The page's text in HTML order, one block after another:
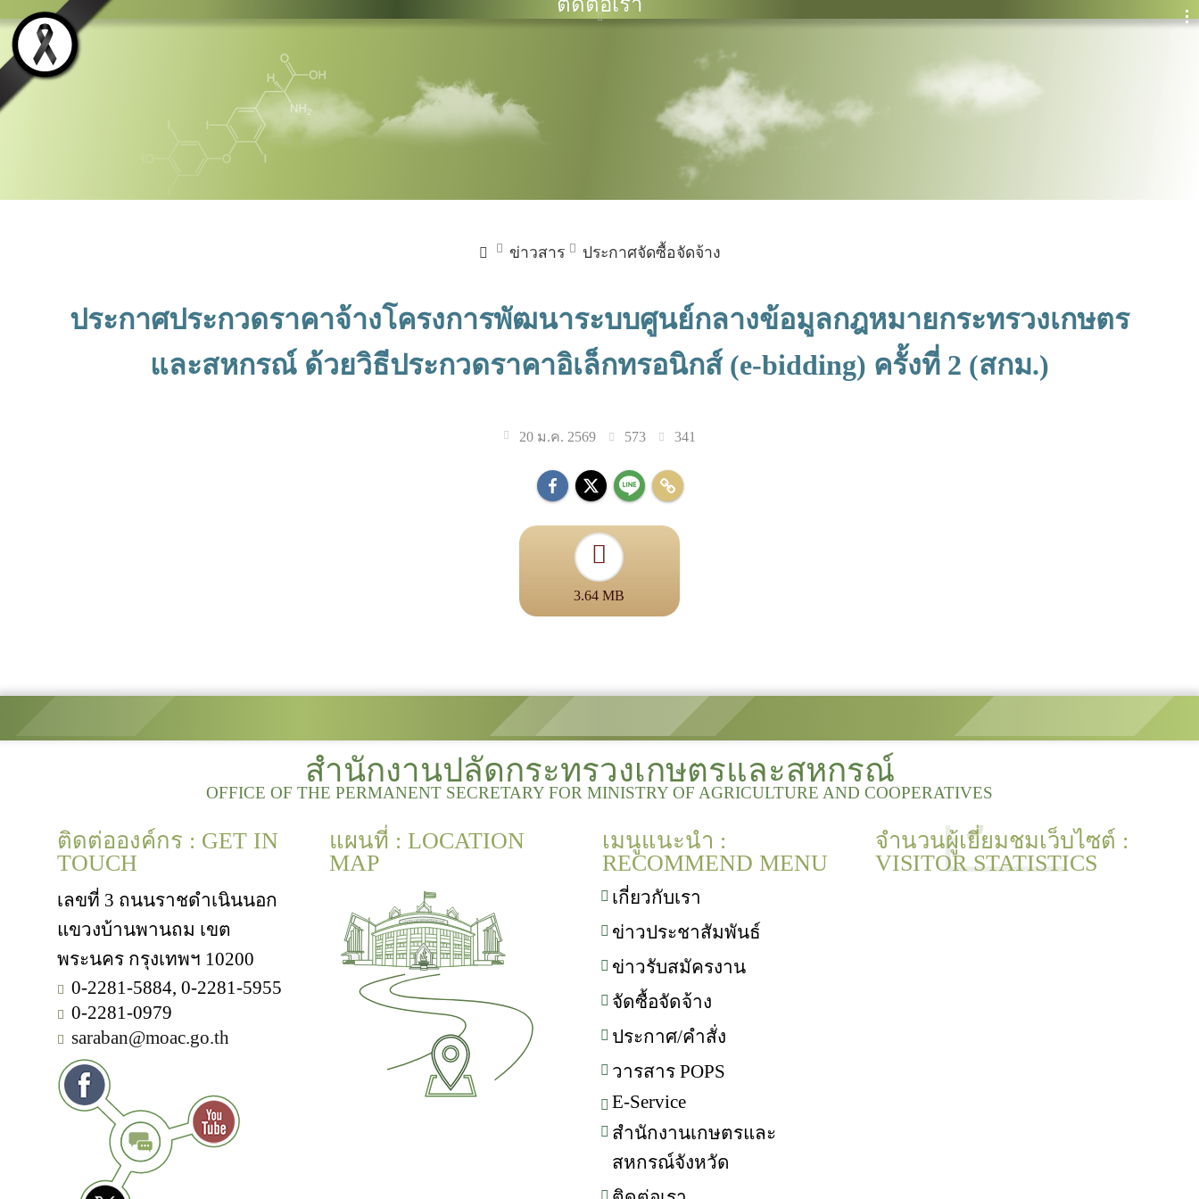
ข่าวสาร ประกาศจัดซื้อจัดจ้าง
ประกาศประกวดราคาจ้างโครงการพัฒนาระบบศูนย์กลางข้อมูลกฎหมายกระทรวงเกษตร
และสหกรณ์ ด้วยวิธีประกวดราคาอิเล็กทรอนิกส์ (e-bidding) ครั้งที่ 2 (สกม.)
20 ม.ค. 2569 573 341
3.64 MB
สำนักงานปลัดกระทรวงเกษตรและสหกรณ์
OFFICE OF THE PERMANENT SECRETARY FOR MINISTRY OF AGRICULTURE AND COOPERATIVES
ติดต่อองค์กร : GET IN
TOUCH
เลขที่ 3 ถนนราชดำเนินนอก
แขวงบ้านพานถม เขต
พระนคร กรุงเทพฯ 10200
0-2281-5884, 0-2281-5955
0-2281-0979
saraban@moac.go.th
แผนที่ : LOCATION
MAP
เมนูแนะนำ :
RECOMMEND MENU
เกี่ยวกับเรา
ข่าวประชาสัมพันธ์
ข่าวรับสมัครงาน
จัดซื้อจัดจ้าง
ประกาศ/คำสั่ง
วารสาร POPS
E-Service
สำนักงานเกษตรและ
สหกรณ์จังหวัด
จำนวนผู้เยี่ยมชมเว็บไซต์ :
VISITOR STATISTICS